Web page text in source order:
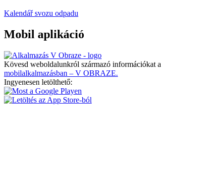
Kalendář svozu odpadu
Mobil aplikáció
Kövesd weboldalunkról származó információkat a
mobilalkalmazásban – V OBRAZE.
Ingyenesen letölthető: